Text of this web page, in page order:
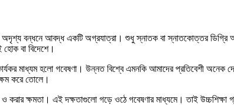
অদৃশ্য বন্ধনে আবদ্ধ একটি অগ্রযাত্রা। শুধু স্নাতক বা স্নাতকোত্তর
হোক বা বিদেশে।
মাধ্যম হলো গবেষণা। উন্নত বিশ্বে এমনকি আমাদের প্রতিবেশী অনেক
করে তোলে।
ও করার ক্ষমতা। এই দক্ষতাগুলো গড়ে ওঠে গবেষণার মাধ্যমে। তাই